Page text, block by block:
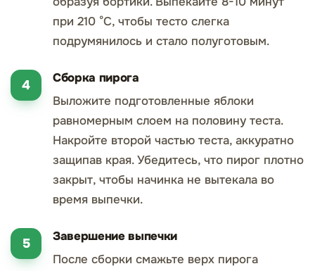
при 210 °C, чтобы тесто слегка
подрумянилось и стало полуготовым.
Сборка пирога
Выложите подготовленные яблоки
равномерным слоем на половину теста.
Накройте второй частью теста, аккуратно
защипав края. Убедитесь, что пирог плотно
закрыт, чтобы начинка не вытекала во
время выпечки.
Завершение выпечки
После сборки смажьте верх пирога